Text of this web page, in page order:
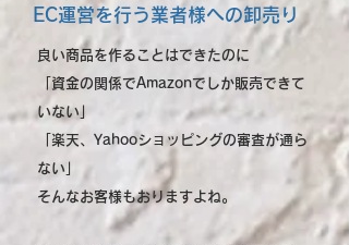
EC運営を行う業者様への卸売り
良い商品を作ることはできたのに
「資金の関係でAmazonでしか販売できて
いない」
「楽天、Yahooショッピングの審査が通ら
ない」
そんなお客様もおりますよね。